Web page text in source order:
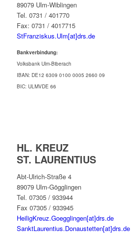
89079 Ulm-Wiblingen
Tel. 0731 / 401770
Fax: 0731 / 4017715
StFranziskus.Ulm[at]drs.de
Bankverbindung:
Volksbank Ulm-Biberach
IBAN: DE12 6309 0100 0005 2660 09
BIC: ULMVDE 66
HL. KREUZ
ST. LAURENTIUS
Abt-Ulrich-Straße 4
89079 Ulm-Gögglingen
Tel. 07305 / 933944
Fax 07305 / 933945
HeiligKreuz.Goegglingen[at]drs.de
SanktLaurentius.Donaustetten[at]drs.de